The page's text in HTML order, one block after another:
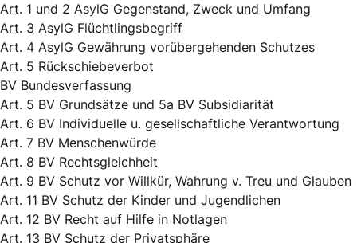
Art. 1 und 2 AsylG Gegenstand, Zweck und Umfang
Art. 3 AsylG Flüchtlingsbegriff
Art. 4 AsylG Gewährung vorübergehenden Schutzes
Art. 5 Rückschiebeverbot
BV Bundesverfassung
Art. 5 BV Grundsätze und 5a BV Subsidiarität
Art. 6 BV Individuelle u. gesellschaftliche Verantwortung
Art. 7 BV Menschenwürde
Art. 8 BV Rechtsgleichheit
Art. 9 BV Schutz vor Willkür, Wahrung v. Treu und Glauben
Art. 11 BV Schutz der Kinder und Jugendlichen
Art. 12 BV Recht auf Hilfe in Notlagen
Art. 13 BV Schutz der Privatsphäre